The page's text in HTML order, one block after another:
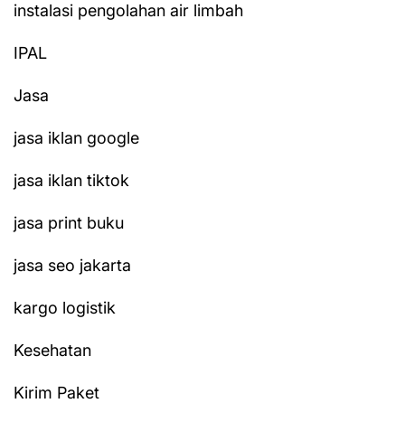
instalasi pengolahan air limbah
IPAL
Jasa
jasa iklan google
jasa iklan tiktok
jasa print buku
jasa seo jakarta
kargo logistik
Kesehatan
Kirim Paket